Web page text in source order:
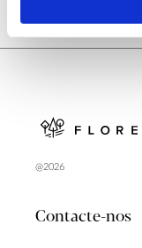
@2026
Contacte-nos